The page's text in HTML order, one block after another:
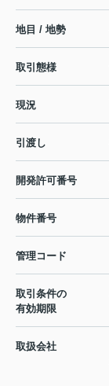
地目 / 地勢
取引態様
現況
引渡し
開発許可番号
物件番号
管理コード
取引条件の
有効期限
取扱会社